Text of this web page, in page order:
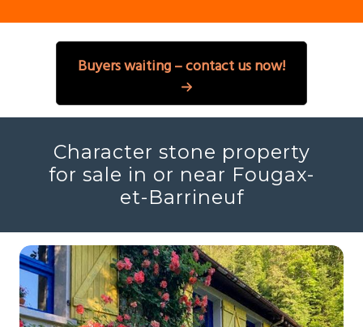
Buyers waiting – contact us now!
Character stone property
for sale in or near Fougax-
et-Barrineuf